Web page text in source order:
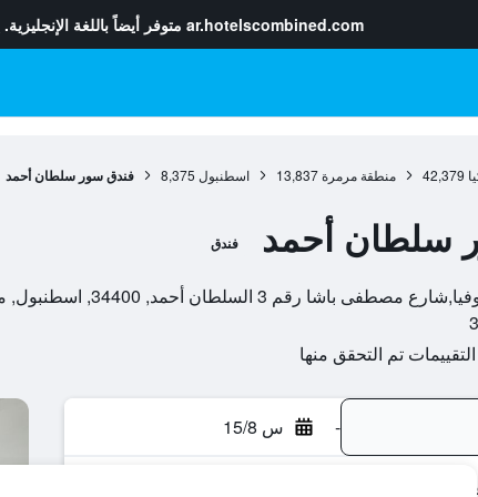
ar.hotelscombined.com متوفر أيضاً باللغة الإنجليزية.
42,379 منطقة مرمرة 13,837 اسطنبول 8,375 فندق سور سلطان أحمد
سلطان أحمد فندق
3 السلطان أحمد, 34400, اسطنبول, محافظة إسطنبول, تركيا
- س 15/8